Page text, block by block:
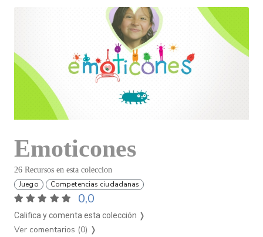
Emoticones
26 Recursos en esta coleccion
Juego Competencias ciudadanas
0,0
Califica y comenta esta colección ❭
Ver comentarios (0) ❭